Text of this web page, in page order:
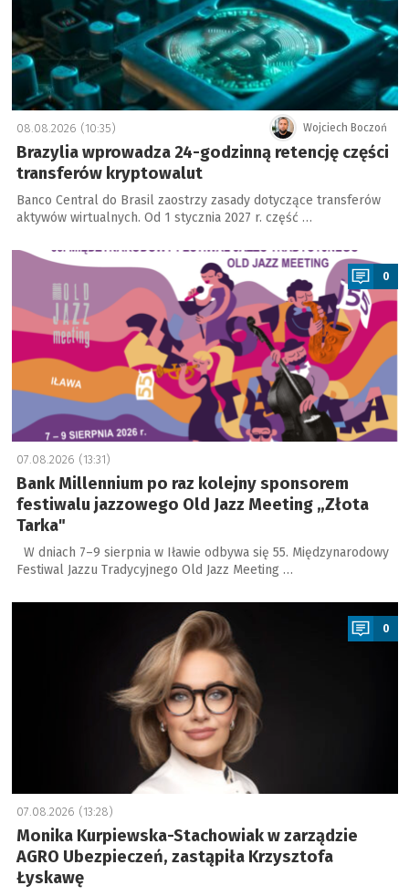
Wojciech Boczoń
08.08.2026 (10:35)
Brazylia wprowadza 24-godzinną retencję części
transferów kryptowalut
Banco Central do Brasil zaostrzy zasady dotyczące transferów
aktywów wirtualnych. Od 1 stycznia 2027 r. część …
a
0
07.08.2026 (13:31)
Bank Millennium po raz kolejny sponsorem
festiwalu jazzowego Old Jazz Meeting „Złota
Tarka"
W dniach 7–9 sierpnia w Iławie odbywa się 55. Międzynarodowy
Festiwal Jazzu Tradycyjnego Old Jazz Meeting …
a
0
07.08.2026 (13:28)
Monika Kurpiewska-Stachowiak w zarządzie
AGRO Ubezpieczeń, zastąpiła Krzysztofa
Łyskawę